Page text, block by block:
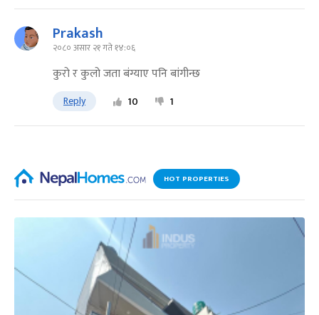
Prakash
२०८० असार २१ गते १४:०६
कुरो र कुलो जता बंग्याए पनि बांगीन्छ
Reply 10 1
HOT PROPERTIES